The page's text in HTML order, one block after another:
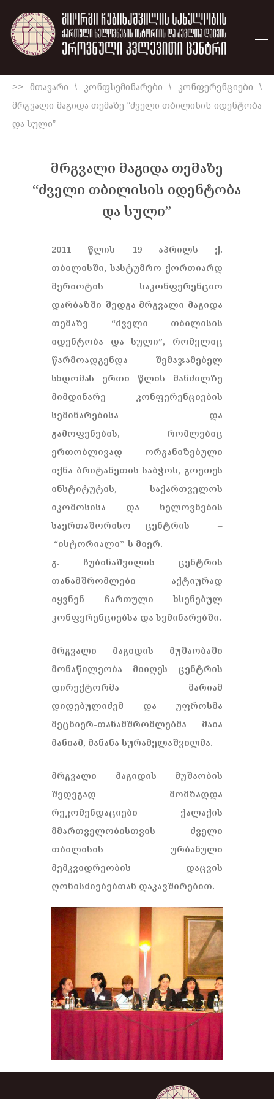
>> მთავარი \ კონფსემინარები \ კონფერენციები \
მრგვალი მაგიდა თემაზე “ძველი თბილისის იდენტობა
და სული”
მრგვალი მაგიდა თემაზე
“ძველი თბილისის იდენტობა
და სული”
2011 წლის 19 აპრილს ქ.
თბილისში, სასტუმრო ქორთიარდ
მერიოტის საკონფერენციო
დარბაზში შედგა მრგვალი მაგიდა
თემაზე “ძველი თბილისის
იდენტობა და სული”, რომელიც
წარმოადგენდა შემაჯამებელ
სხდომას ერთი წლის მანძილზე
მიმდინარე კონფერენციების
სემინარებისა და
გამოფენების, რომლებიც
ერთობლივად ორგანიზებული
იქნა ბრიტანეთის საბჭოს, გოეთეს
ინსტიტუტის, საქართველოს
იკომოსისა და ხელოვნების
საერთაშორისო ცენტრის –
“ისტორიალი”-ს მიერ.
გ. ჩუბინაშვილის ცენტრის
თანამშრომლები აქტიურად
იყვნენ ჩართული ხსენებულ
კონფერენციებსა და სემინარებში.
მრგვალი მაგიდის მუშაობაში
მონაწილეობა მიიღეს ცენტრის
დირექტორმა მარიამ
დიდებულიძემ და უფროსმა
მეცნიერ-თანამშრომლებმა მაია
მანიამ, მანანა სურამელაშვილმა.
მრგვალი მაგიდის მუშაობის
შედეგად მომზადდა
რეკომენდაციები ქალაქის
მმართველობისთვის ძველი
თბილისის ურბანული
მემკვიდრეობის დაცვის
ღონისძიებებთან დაკავშირებით.